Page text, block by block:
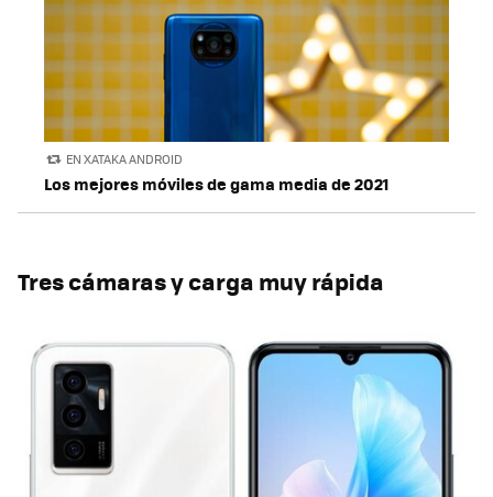
EN XATAKA ANDROID
Los mejores móviles de gama media de 2021
Tres cámaras y carga muy rápida